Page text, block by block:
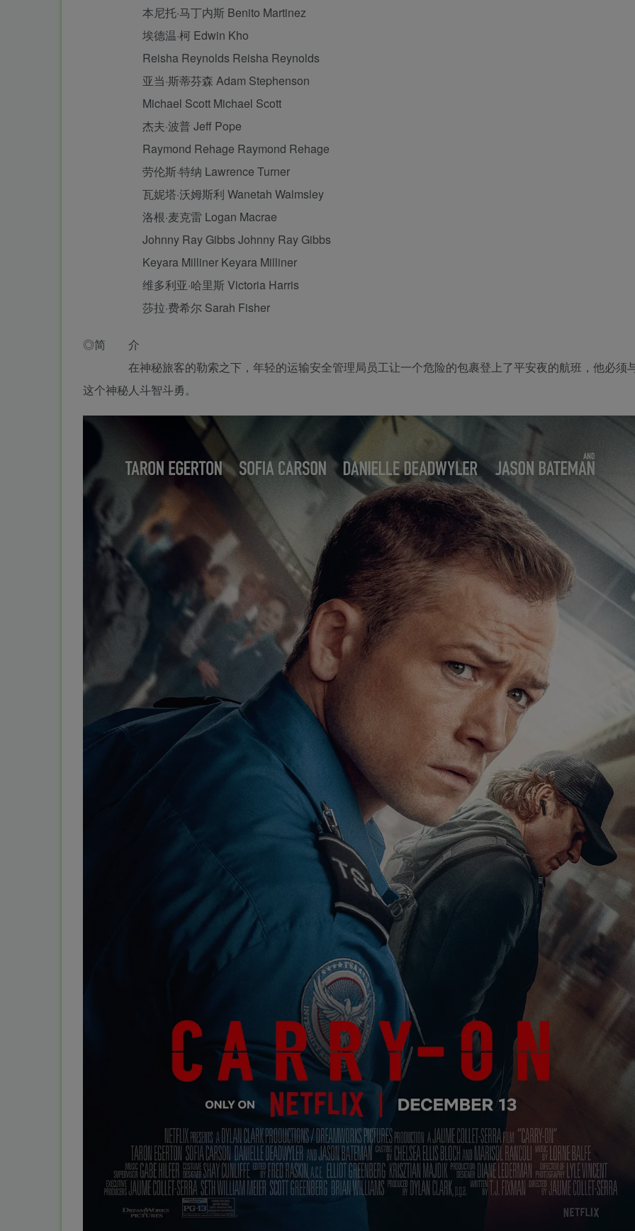
本尼托·马丁内斯 Benito Martinez
埃德温·柯 Edwin Kho
Reisha Reynolds Reisha Reynolds
亚当·斯蒂芬森 Adam Stephenson
Michael Scott Michael Scott
杰夫·波普 Jeff Pope
Raymond Rehage Raymond Rehage
劳伦斯·特纳 Lawrence Turner
瓦妮塔·沃姆斯利 Wanetah Walmsley
洛根·麦克雷 Logan Macrae
Johnny Ray Gibbs Johnny Ray Gibbs
Keyara Milliner Keyara Milliner
维多利亚·哈里斯 Victoria Harris
莎拉·费希尔 Sarah Fisher
◎简 介
在神秘旅客的勒索之下，年轻的运输安全管理局员工让一个危险的包裹登上了平安夜的航班，他必须
这个神秘人斗智斗勇。